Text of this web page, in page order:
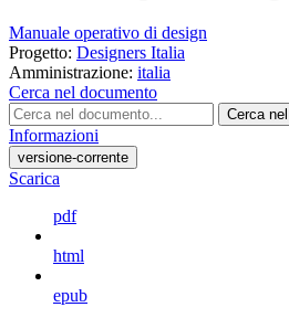
Manuale operativo di design
Progetto: Designers Italia
Amministrazione: italia
Cerca nel documento
Cerca
Informazioni
versione-corrente
Scarica
pdf
html
epub